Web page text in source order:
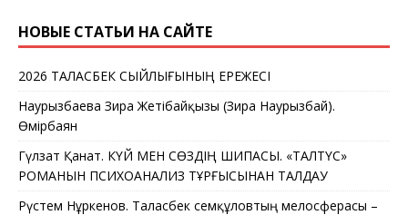
НОВЫЕ СТАТЬИ НА САЙТЕ
2026 ТАЛАСБЕК СЫЙЛЫҒЫНЫҢ ЕРЕЖЕСІ
Наурызбаева Зира Жетібайқызы (Зира Наурызбай).
Өмірбаян
Гүлзат Қанат. КҮЙ МЕН СӨЗДІҢ ШИПАСЫ. «ТАЛТҮС»
РОМАНЫН ПСИХОАНАЛИЗ ТҰРҒЫСЫНАН ТАЛДАУ
Рүстем Нұркенов. Таласбек Әсемқұловтың мелосферасы –